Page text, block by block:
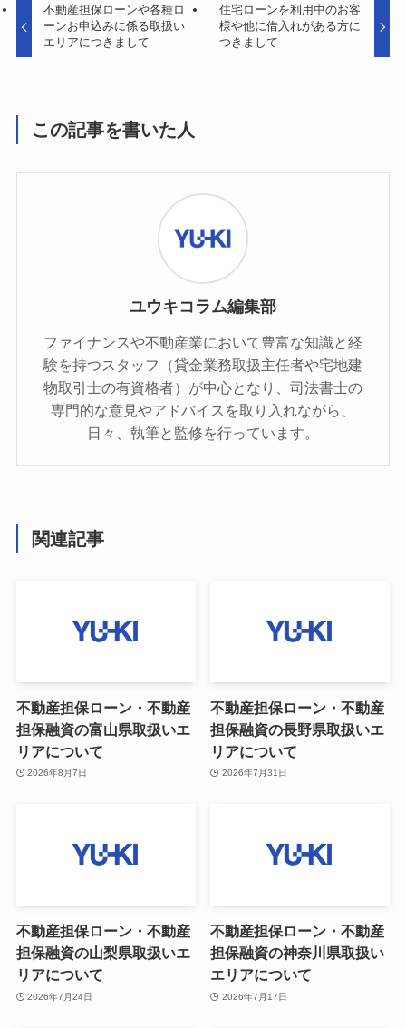
不動産担保ローンや各種ロ
ーンお申込みに係る取扱い
エリアにつきまして
住宅ローンを利用中のお客
様や他に借入れがある方に
つきまして
この記事を書いた人
ユウキコラム編集部
ファイナンスや不動産業において豊富な知識と経
験を持つスタッフ（貸金業務取扱主任者や宅地建
物取引士の有資格者）が中心となり、司法書士の
専門的な意見やアドバイスを取り入れながら、
日々、執筆と監修を行っています。
関連記事
不動産担保ローン・不動産
担保融資の富山県取扱いエ
リアについて
2026年8月7日
不動産担保ローン・不動産
担保融資の長野県取扱いエ
リアについて
2026年7月31日
不動産担保ローン・不動産
担保融資の山梨県取扱いエ
リアについて
2026年7月24日
不動産担保ローン・不動産
担保融資の神奈川県取扱い
エリアについて
2026年7月17日